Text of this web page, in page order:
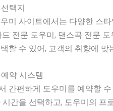
택지
미 사이트에서는 다양한 스
드 전문 도우미, 댄스곡 전문
할 수 있어, 고객의 취향에
약 시스템
간편하게 도우미를 예약할
시간을 선택하고, 도우미의 프